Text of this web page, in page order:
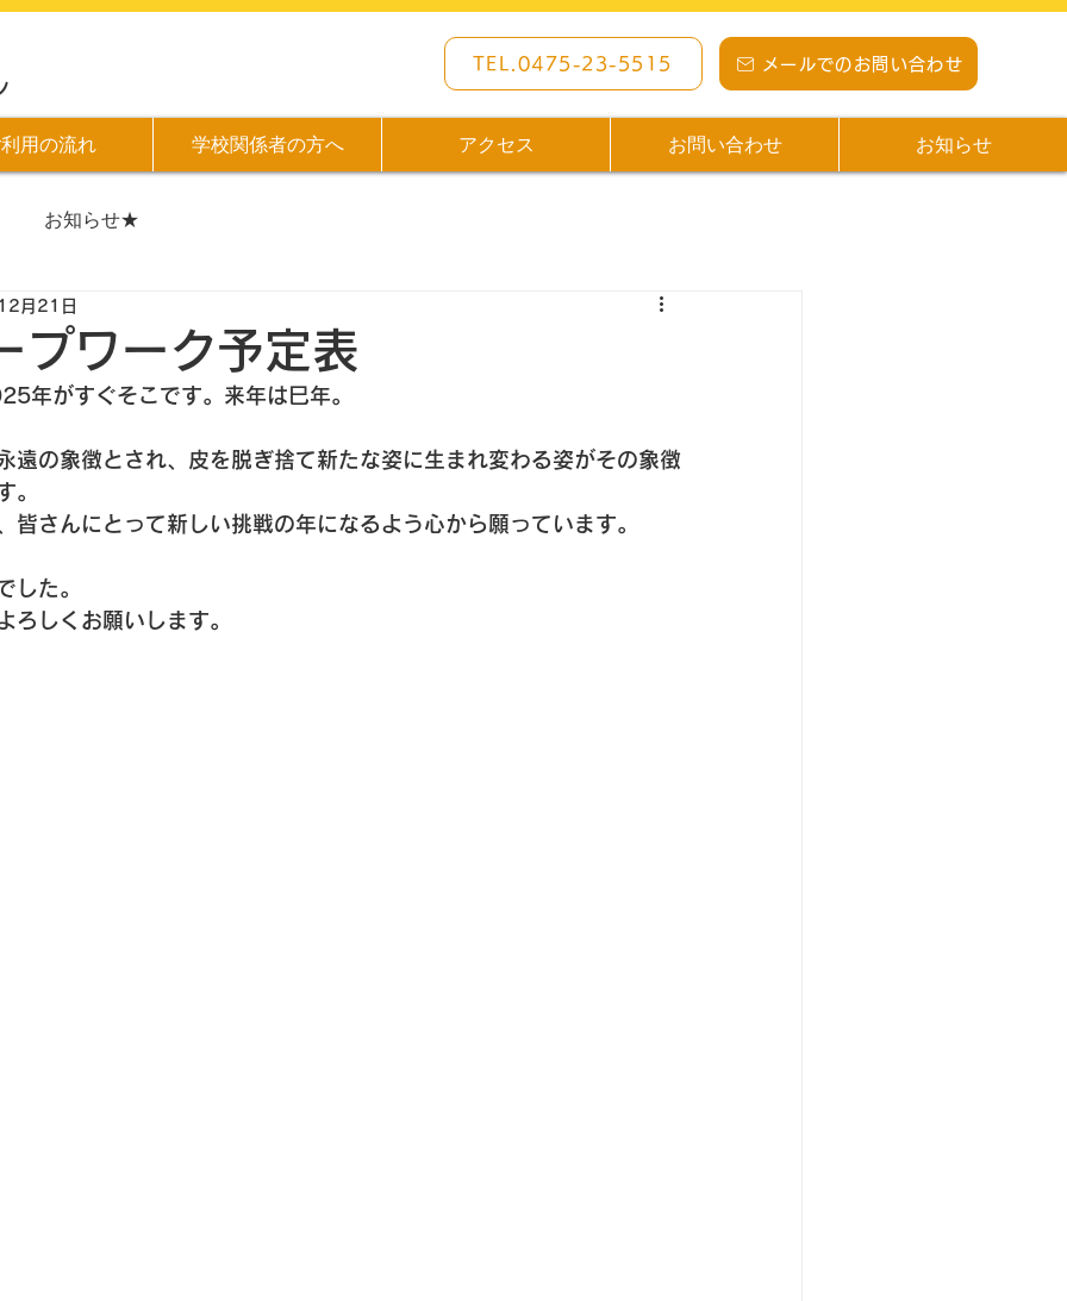
TEL.0475-23-5515 メールでのお問い合わせ
用の流れ 学校関係者の方へ アクセス お問い合わせ お知らせ
お知らせ★
プワーク予定表
月21日
年がすぐそこです。来年は巳年。
遠の象徴とされ、皮を脱ぎ捨て新たな姿に生まれ変わる姿がその象徴
。
皆さんにとって新しい挑戦の年になるよう心から願っています。
した。
ろしくお願いします。